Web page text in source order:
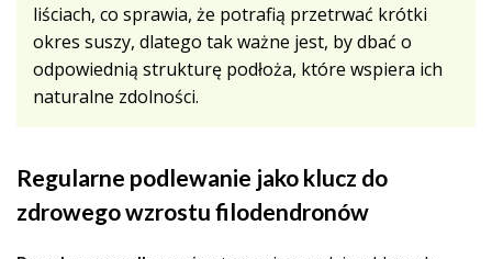
liściach, co sprawia, że potrafią przetrwać krótki
okres suszy, dlatego tak ważne jest, by dbać o
odpowiednią strukturę podłoża, które wspiera ich
naturalne zdolności.
Regularne podlewanie jako klucz do
zdrowego wzrostu filodendronów